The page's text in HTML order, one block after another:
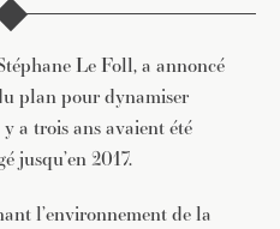
Le Foll, a annoncé
plan pour dynamiser
a trois ans avaient été
jusqu’en 2017.
l’environnement de la